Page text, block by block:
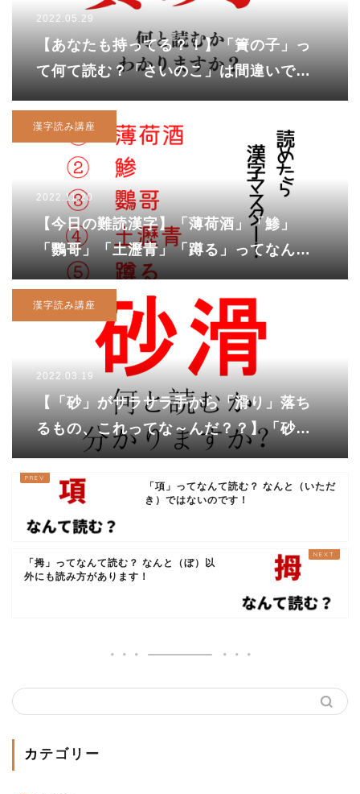
2022.05.29
【あなたも持ってる？！】「簀の子」っ
て何て読む？「さいのこ」は間違いで
す！！
漢字読み講座
2022.11.20
【今日の難読漢字】「薄荷酒」「鯵」
「鸚哥」「土瀝青」「蹲る」ってなんて
読む？
漢字読み講座
2022.03.19
【「砂」がサラサラ手から「滑り」落ち
るもの、これってな～んだ？？】「砂
滑」という漢字、あなたは読めますか？
「項」ってなんて読む？ なんと（いただ
き）ではないのです！
「拇」ってなんて読む？ なんと（ぼ）以
外にも読み方があります！
カテゴリー